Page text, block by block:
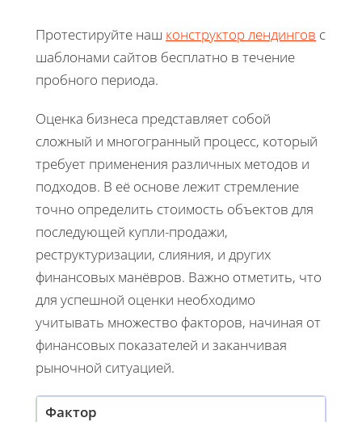
Протестируйте наш конструктор лендингов с
шаблонами сайтов бесплатно в течение
пробного периода.
Оценка бизнеса представляет собой
сложный и многогранный процесс, который
требует применения различных методов и
подходов. В её основе лежит стремление
точно определить стоимость объектов для
последующей купли-продажи,
реструктуризации, слияния, и других
финансовых манёвров. Важно отметить, что
для успешной оценки необходимо
учитывать множество факторов, начиная от
финансовых показателей и заканчивая
рыночной ситуацией.
Фактор